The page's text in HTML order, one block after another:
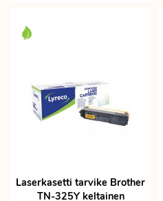
Laserkasetti tarvike Brother
TN-325Y keltainen